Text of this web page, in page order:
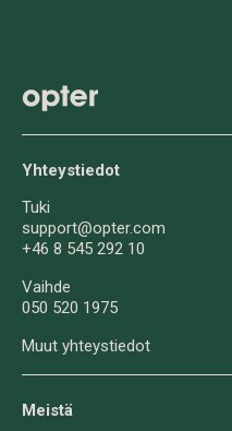
Yhteystiedot
Tuki
support@opter.com
+46 8 545 292 10
Vaihde
050 520 1975
Muut yhteystiedot
Meistä